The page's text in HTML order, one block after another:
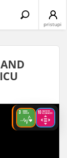
pristupi
Search